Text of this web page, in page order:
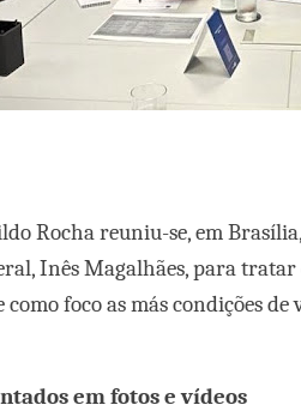
Rocha reuniu-se, em
Inês Magalhães, para
como foco as más condições
em fotos e vídeos